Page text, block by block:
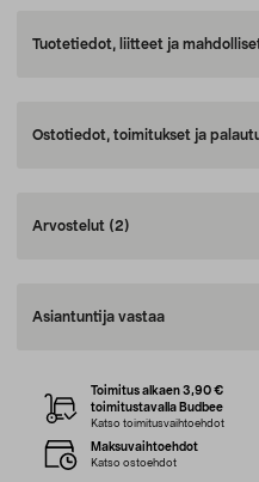
Tuotetiedot, liitteet ja
Ostotiedot, toimitukset ja
Arvostelut (2)
Asiantuntija vastaa
Toimitus alkaen 3,90 €
toimitustavalla Budbee
Katso toimitusvaihtoehdot
Maksuvaihtoehdot
Katso ostoehdot